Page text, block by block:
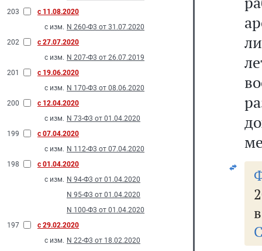
203
с 11.08.2020
с изм. N 260-Ф3 от 31.07.2020
202
с 27.07.2020
с изм. N 207-Ф3 от 26.07.2019
201
с 19.06.2020
с изм. N 170-Ф3 от 08.06.2020
200
с 12.04.2020
с изм. N 73-Ф3 от 01.04.2020
199
с 07.04.2020
с изм. N 112-Ф3 от 07.04.2020
198
с 01.04.2020
с изм. N 94-Ф3 от 01.04.2020
N 95-Ф3 от 01.04.2020
N 100-Ф3 от 01.04.2020
197
с 29.02.2020
с изм. N 22-Ф3 от 18.02.2020